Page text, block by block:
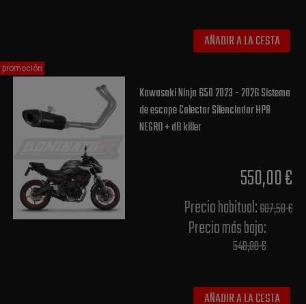
AÑADIR A LA CESTA
Kawasaki Ninja 650 2023 - 2026 Sistema
de escape Colector Silenciador HP8
NEGRO + dB killer
550,00 €
Precio habitual​:687,50 €
Precio más bajo​:
548,00 €
AÑADIR A LA CESTA
promoción